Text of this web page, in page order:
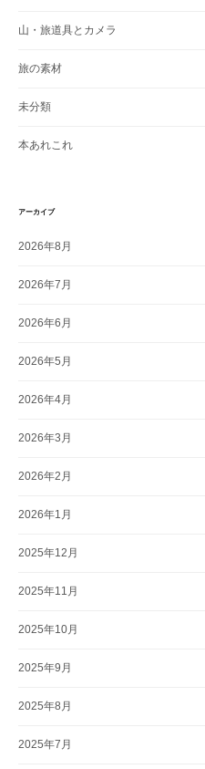
山・旅道具とカメラ
旅の素材
未分類
本あれこれ
アーカイブ
2026年8月
2026年7月
2026年6月
2026年5月
2026年4月
2026年3月
2026年2月
2026年1月
2025年12月
2025年11月
2025年10月
2025年9月
2025年8月
2025年7月